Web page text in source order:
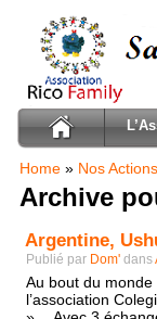
Home » Nos Actions
Archive
Argentine,
Publié par Dom' dans
Au bout du monde
l’association